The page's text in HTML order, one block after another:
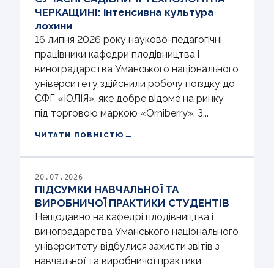
ЧЕРКАЩИНІ: інтенсивна культура
лохини
16 липня 2026 року науково-педагогічні
працівники кафедри плодівництва і
виноградарства Уманського національного
університету здійснили робочу поїздку до
СФГ «ЮЛІЯ», яке добре відоме на ринку
під торговою маркою «Orniberry». З...
ЧИТАТИ ПОВНІСТЮ →
20.07.2026
ПІДСУМКИ НАВЧАЛЬНОЇ ТА
ВИРОБНИЧОЇ ПРАКТИКИ СТУДЕНТІВ
Нещодавно на кафедрі плодівництва і
виноградарства Уманського національного
університету відбулися захисти звітів з
навчальної та виробничої практики